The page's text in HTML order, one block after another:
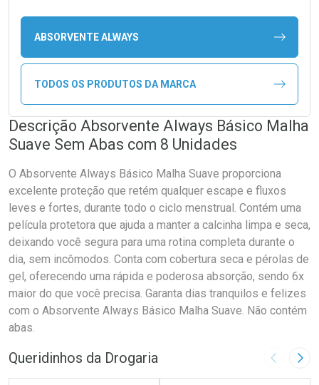
ABSORVENTE ALWAYS
TODOS OS PRODUTOS DA MARCA
Descrição Absorvente Always Básico Malha
Suave Sem Abas com 8 Unidades
O Absorvente Always Básico Malha Suave proporciona
excelente proteção que retém qualquer escape e fluxos
leves e fortes, durante todo o ciclo menstrual. Contém uma
película protetora que ajuda a manter a calcinha limpa e seca,
deixando você segura para uma rotina completa durante o
dia, sem incômodos. Conta com cobertura seca e pérolas de
gel, oferecendo uma rápida e poderosa absorção, sendo 6x
maior do que você precisa. Garanta dias tranquilos e felizes
com o Absorvente Always Básico Malha Suave. Não contém
abas.
Queridinhos da Drogaria Imagem